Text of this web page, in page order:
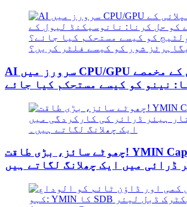
AI سرورز میں CPU/GPU پاور سپلائی کے مخمصے
چھوٹے سائز، بڑی طاقت! YMIN Capacitors تیز